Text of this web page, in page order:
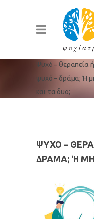
Ψυχό – θεραπεία ή
ψυχό – δράμα; Ή
και τα δυο;
ΨΥΧΌ –
ΡΆΜΑ; Ή